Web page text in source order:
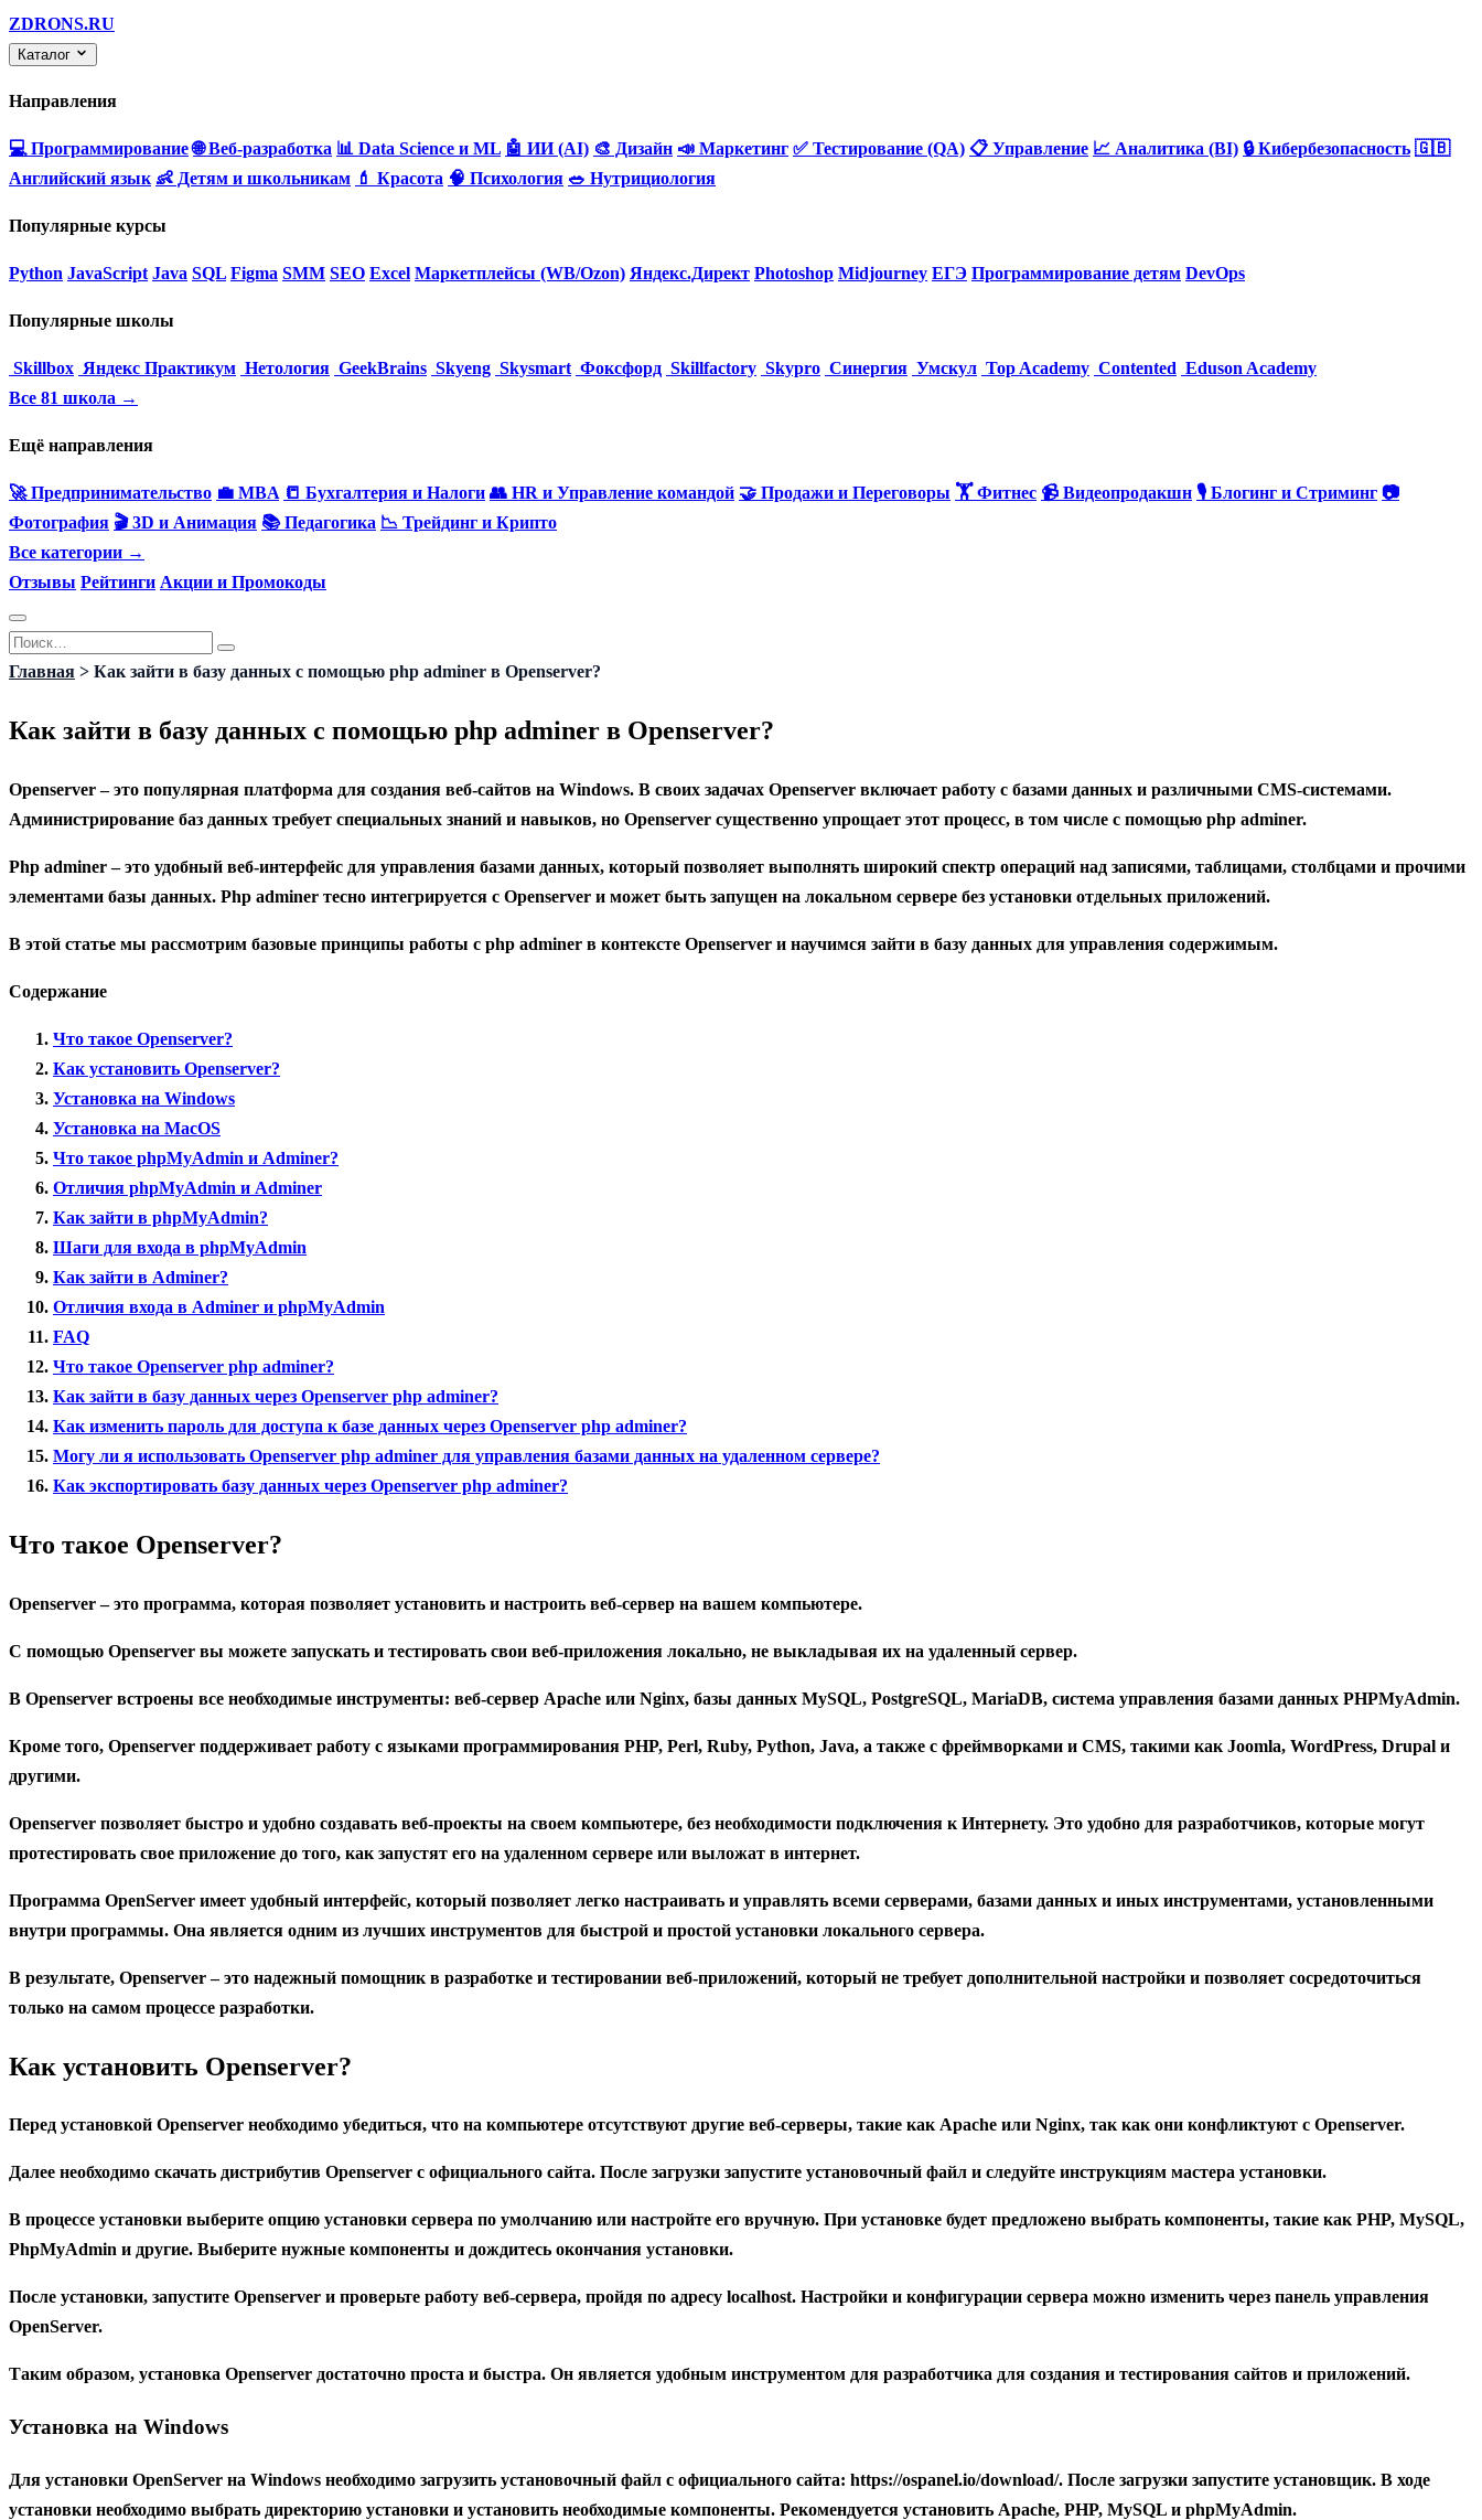
ZDRONS.RU
Каталог
Направления
💻 Программирование 🌐 Веб-разработка 📊 Data Science и ML 🤖 ИИ (AI) 🎨 Дизайн 📣 Маркетинг ✅ Тестирование (QA) 📋 Управление 📈 Аналитика (BI) 🔒 Кибербезопасность 🇬🇧
Английский язык 👶 Детям и школьникам 💄 Красота 🧠 Психология 🥗 Нутрициология
Популярные курсы
Python JavaScript Java SQL Figma SMM SEO Excel Маркетплейсы (WB/Ozon) Яндекс.Директ Photoshop Midjourney ЕГЭ Программирование детям DevOps
Популярные школы
Skillbox Яндекс Практикум Нетология GeekBrains Skyeng Skysmart Фоксфорд Skillfactory Skypro Синергия Умскул Top Academy Contented Eduson Academy
Все 81 школа →
Ещё направления
🚀 Предпринимательство 💼 MBA 📒 Бухгалтерия и Налоги 👥 HR и Управление командой 🤝 Продажи и Переговоры 🏋️ Фитнес 📹 Видеопродакшн 🎙 Блогинг и Стриминг 📷
Фотография 🎬 3D и Анимация 📚 Педагогика 📉 Трейдинг и Крипто
Все категории →
Отзывы Рейтинги Акции и Промокоды
Перейти
к
Search
for:
Главная > Как зайти в базу данных с помощью php adminer в Openserver?
Как зайти в базу данных с помощью php adminer в Openserver?
Openserver – это популярная платформа для создания веб-сайтов на Windows. В своих задачах Openserver включает работу с базами данных и различными CMS-системами.
Администрирование баз данных требует специальных знаний и навыков, но Openserver существенно упрощает этот процесс, в том числе с помощью php adminer.
Php adminer – это удобный веб-интерфейс для управления базами данных, который позволяет выполнять широкий спектр операций над записями, таблицами, столбцами и прочими
элементами базы данных. Php adminer тесно интегрируется с Openserver и может быть запущен на локальном сервере без установки отдельных приложений.
В этой статье мы рассмотрим базовые принципы работы с php adminer в контексте Openserver и научимся зайти в базу данных для управления содержимым.
Содержание
Что такое Openserver?
Как установить Openserver?
Установка на Windows
Установка на MacOS
Что такое phpMyAdmin и Adminer?
Отличия phpMyAdmin и Adminer
Как зайти в phpMyAdmin?
Шаги для входа в phpMyAdmin
Как зайти в Adminer?
Отличия входа в Adminer и phpMyAdmin
FAQ
Что такое Openserver php adminer?
Как зайти в базу данных через Openserver php adminer?
Как изменить пароль для доступа к базе данных через Openserver php adminer?
Могу ли я использовать Openserver php adminer для управления базами данных на удаленном сервере?
Как экспортировать базу данных через Openserver php adminer?
Что такое Openserver?
Openserver– это программа, которая позволяет установить и настроить веб-сервер на вашем компьютере.
С помощью Openserver вы можете запускать и тестировать свои веб-приложения локально, не выкладывая их на удаленный сервер.
В Openserver встроены все необходимые инструменты: веб-сервер Apache или Nginx, базы данных MySQL, PostgreSQL, MariaDB, система управления базами данных PHPMyAdmin.
Кроме того, Openserver поддерживает работу с языками программирования PHP, Perl, Ruby, Python, Java, а также с фреймворками и CMS, такими как Joomla, WordPress, Drupal и
другими.
Openserver позволяет быстро и удобно создавать веб-проекты на своем компьютере, без необходимости подключения к Интернету. Это удобно для разработчиков, которые могут
протестировать свое приложение до того, как запустят его на удаленном сервере или выложат в интернет.
Программа OpenServer имеет удобный интерфейс, который позволяет легко настраивать и управлять всеми серверами, базами данных и иных инструментами, установленными
внутри программы. Она является одним из лучших инструментов для быстрой и простой установки локального сервера.
В результате, Openserver – это надежный помощник в разработке и тестировании веб-приложений, который не требует дополнительной настройки и позволяет сосредоточиться
только на самом процессе разработки.
Как установить Openserver?
Перед установкой Openserver необходимо убедиться, что на компьютере отсутствуют другие веб-серверы, такие как Apache или Nginx, так как они конфликтуют с Openserver.
Далее необходимо скачать дистрибутив Openserver с официального сайта. После загрузки запустите установочный файл и следуйте инструкциям мастера установки.
В процессе установки выберите опцию установки сервера по умолчанию или настройте его вручную. При установке будет предложено выбрать компоненты, такие как PHP, MySQL,
PhpMyAdmin и другие. Выберите нужные компоненты и дождитесь окончания установки.
После установки, запустите Openserver и проверьте работу веб-сервера, пройдя по адресу localhost. Настройки и конфигурации сервера можно изменить через панель управления
OpenServer.
Таким образом, установка Openserver достаточно проста и быстра. Он является удобным инструментом для разработчика для создания и тестирования сайтов и приложений.
Установка на Windows
Для установки OpenServer на Windows необходимо загрузить установочный файл с официального сайта: https://ospanel.io/download/. После загрузки запустите установщик. В ходе
установки необходимо выбрать директорию установки и установить необходимые компоненты. Рекомендуется установить Apache, PHP, MySQL и phpMyAdmin.